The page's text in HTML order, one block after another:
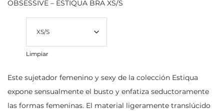
OBSESSIVE – ESTIQUA BRA XS/S
Limpiar
Este sujetador femenino y sexy de la colección Estiqua
expone sensualmente el busto y enfatiza seductoramente
las formas femeninas. El material ligeramente translúcido